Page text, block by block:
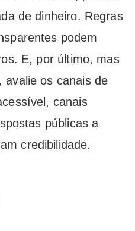
de dinheiro. Regras
podem
E, por último, mas
avalie os canais de
canais
públicas a
credibilidade.